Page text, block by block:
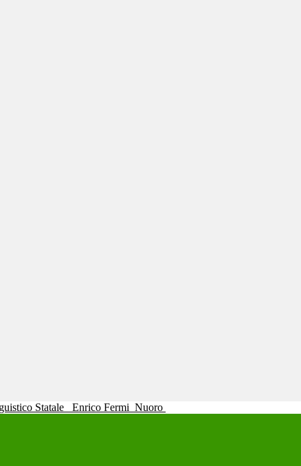
Statale Enrico Fermi Nuoro